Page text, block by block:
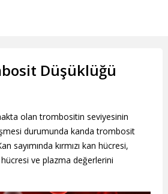
Düşüklüğü
olan trombositin seviyesinin
durumunda kanda trombosit
sayımında kırmızı kan hücresi,
ve plazma değerlerini